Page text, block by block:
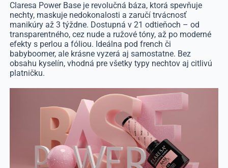
Claresa Power Base je revolučná báza, ktorá spevňuje
nechty, maskuje nedokonalosti a zaručí trvácnosť
manikúry až 3 týždne. Dostupná v 21 odtieňoch – od
transparentného, cez nude a ružové tóny, až po moderné
efekty s perlou a fóliou. Ideálna pod french či
babyboomer, ale krásne vyzerá aj samostatne. Bez
obsahu kyselín, vhodná pre všetky typy nechtov aj citlivú
platničku.